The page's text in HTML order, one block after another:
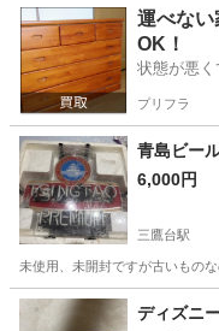
東京 豊島区 椎名町駅
運べない
OK！
状態が悪
プリフラ
青島ビー
6,000円
三鷹台駅
未使用、未開封ですが古いもの
東京 三鷹市 三鷹台駅
ディズニ